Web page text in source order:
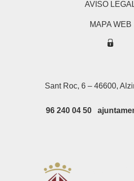
AVISO
MAPA WEB
Sant Roc, 6 – 46600,
96 240 04 50